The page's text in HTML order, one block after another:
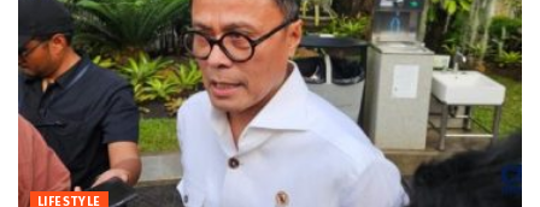
LIFESTYLE